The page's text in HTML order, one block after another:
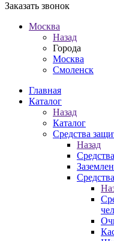
Заказать звонок
Москва
Назад
Города
Москва
Смоленск
Главная
Каталог
Назад
Каталог
Средства
Назад